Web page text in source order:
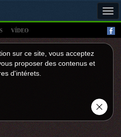
VÍDEO
sur ce site, vous acceptez
proposer des contenus et
d'intérets.